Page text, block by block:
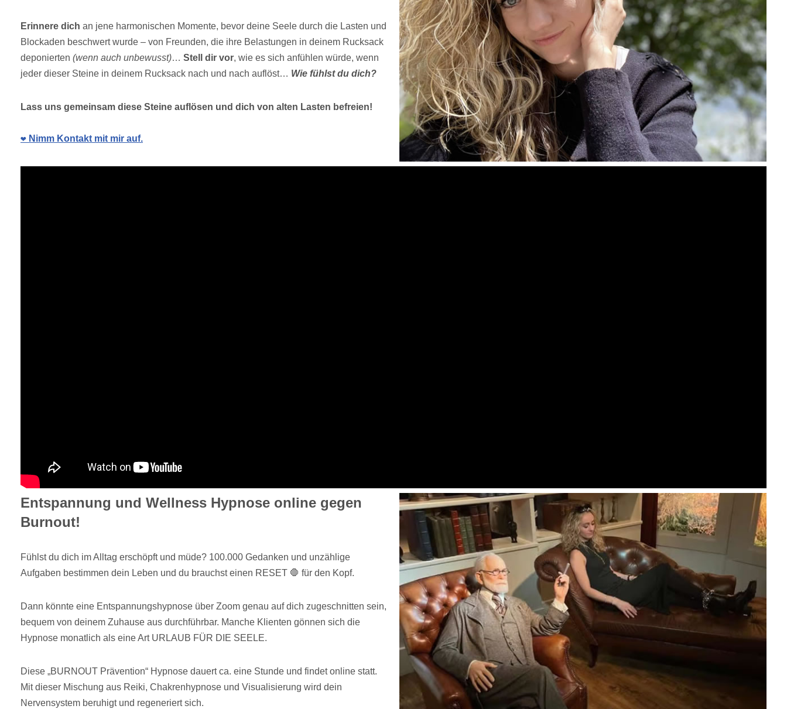
Erinnere dich an jene harmonischen Momente, bevor deine Seele durch die Lasten und
Blockaden beschwert wurde – von Freunden, die ihre Belastungen in deinem Rucksack
deponierten (wenn auch unbewusst)… Stell dir vor, wie es sich anfühlen würde, wenn
jeder dieser Steine in deinem Rucksack nach und nach auflöst… Wie fühlst du dich?
Lass uns gemeinsam diese Steine auflösen und dich von alten Lasten befreien!
❤️ Nimm Kontakt mit mir auf.
Entspannung und Wellness Hypnose online gegen
Burnout!
Fühlst du dich im Alltag erschöpft und müde? 100.000 Gedanken und unzählige
Aufgaben bestimmen dein Leben und du brauchst einen RESET 🛑 für den Kopf.
Dann könnte eine Entspannungshypnose über Zoom genau auf dich zugeschnitten sein,
bequem von deinem Zuhause aus durchführbar. Manche Klienten gönnen sich die
Hypnose monatlich als eine Art URLAUB FÜR DIE SEELE.
Diese „BURNOUT Prävention“ Hypnose dauert ca. eine Stunde und findet online statt.
Mit dieser Mischung aus Reiki, Chakrenhypnose und Visualisierung wird dein
Nervensystem beruhigt und regeneriert sich.